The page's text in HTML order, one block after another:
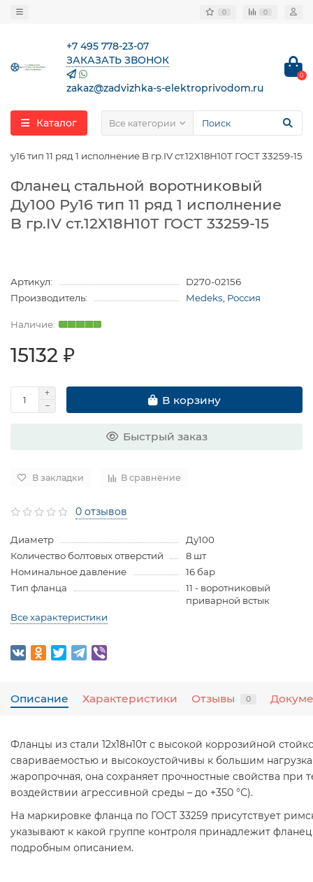
0 0
+7 495 778-23-07
ЗАКАЗАТЬ ЗВОНОК
zakaz@zadvizhka-s-elektroprivodom.ru
0
Каталог Все категории
тип 11 ряд 1 исполнение B гр.IV ст.12Х18Н10Т ГОСТ 33259-15
Фланец стальной воротниковый
Ду100 Ру16 тип 11 ряд 1 исполнение
B гр.IV ст.12Х18Н10Т ГОСТ 33259-15
Артикул:
D270-02156
Производитель:
Medeks, Россия
15132 ₽
В корзину
Быстрый заказ
В закладки В сравнение
0 отзывов
Диаметр
Ду100
Количество болтовых отверстий
8 шт
Номинальное давление
16 бар
Тип фланца
11 - воротниковый
приварной встык
Все характеристики
Описание Характеристики Отзывы 0
Фланцы из стали 12х18н10т с высокой коррозийной
свариваемостью и высокоустойчивы к большим
жаропрочная, она сохраняет прочностные свойства при
воздействии агрессивной среды – до +350 °С).
На маркировке фланца по ГОСТ 33259 присутствует
указывают к какой группе контроля принадлежит
подробным описанием.